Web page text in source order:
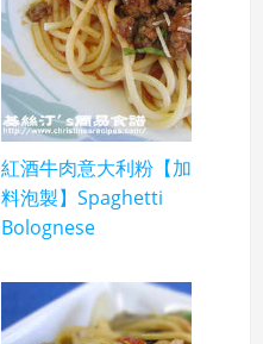
紅酒牛肉意大利粉【加
料泡製】Spaghetti
Bolognese